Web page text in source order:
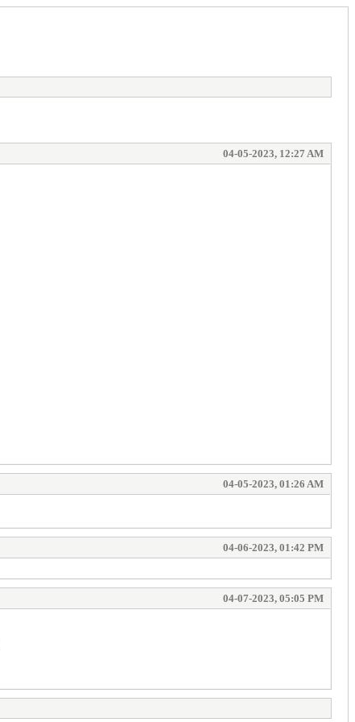
04-05-2023, 12:27 AM
04-05-2023, 01:26 AM
04-06-2023, 01:42 PM
04-07-2023, 05:05 PM